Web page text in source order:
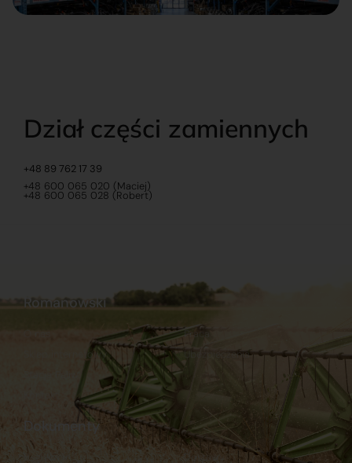
Dział części zamiennych
+48 89 762 17 39
+48 600 065 020 (Maciej)
+48 600 065 028 (Robert)
Dokumenty
Regulamin Dostawy
Romanowski
Sklep internetowy
Praca
Ubezpieczenia